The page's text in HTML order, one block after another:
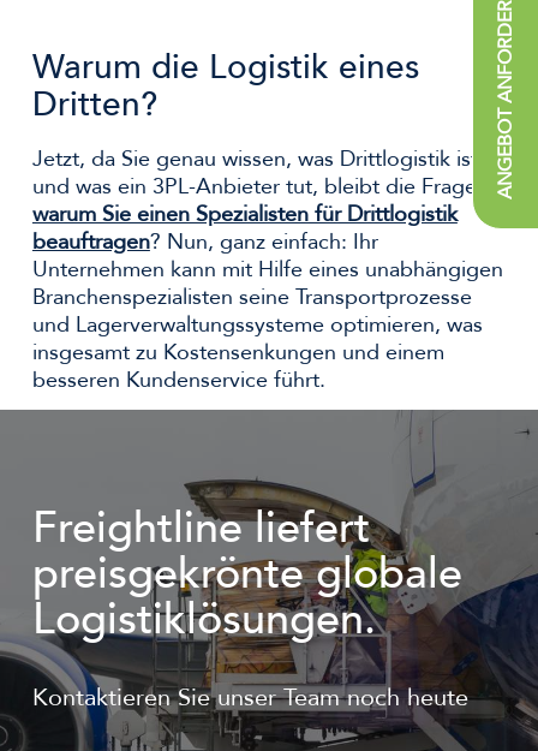
ANGEBOT ANFORDERN
Warum die Logistik eines
Dritten?
Jetzt, da Sie genau wissen, was Drittlogistik ist
und was ein 3PL-Anbieter tut, bleibt die Frage,
warum Sie einen Spezialisten für Drittlogistik
beauftragen? Nun, ganz einfach: Ihr
Unternehmen kann mit Hilfe eines unabhängigen
Branchenspezialisten seine Transportprozesse
und Lagerverwaltungssysteme optimieren, was
insgesamt zu Kostensenkungen und einem
besseren Kundenservice führt.
Freightline liefert
preisgekrönte globale
Logistiklösungen.
Kontaktieren Sie unser Team noch heute